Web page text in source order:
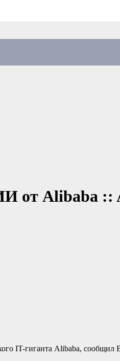
от Alibaba ::
IT-гиганта Alibaba, сообщил